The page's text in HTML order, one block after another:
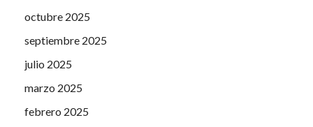
octubre 2025
septiembre 2025
julio 2025
marzo 2025
febrero 2025